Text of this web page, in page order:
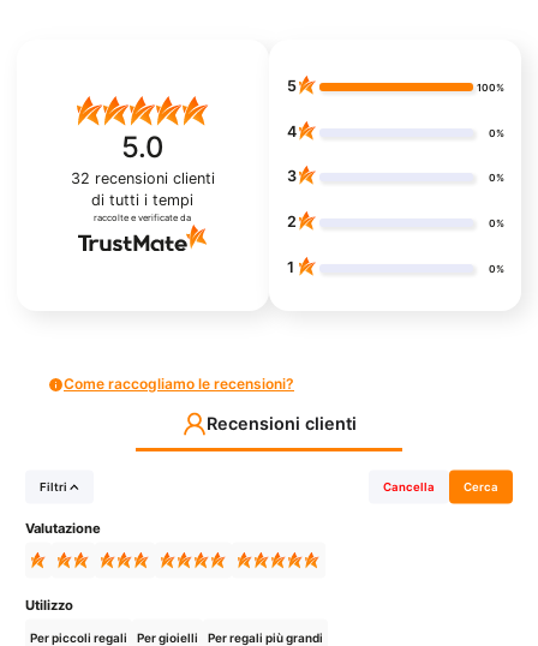
5.0
32 recensioni clienti
di tutti i tempi
raccolte e verificate da
5 100%
4 0%
3 0%
2 0%
1 0%
Come raccogliamo le recensioni?
Recensioni clienti
Filtri Cancella Cerca
Valutazione
Utilizzo
Per piccoli regali Per gioielli Per regali più grandi